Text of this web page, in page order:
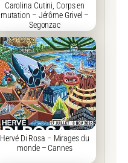
Carolina Cutini, Corps en
mutation – Jérôme Grivel –
Segonzac
Hervé Di Rosa – Mirages du
monde – Cannes